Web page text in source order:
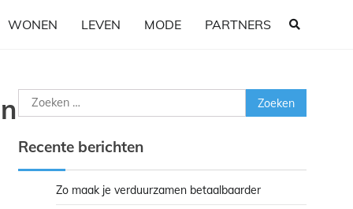
WONEN LEVEN MODE PARTNERS
Zoeken
naar:
Recente berichten
Zo maak je verduurzamen betaalbaarder